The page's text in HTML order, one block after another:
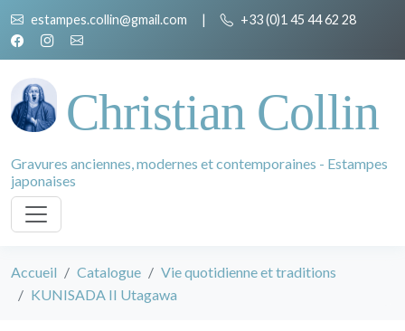
estampes.collin@gmail.com | +33 (0)1 45 44 62 28
Christian Collin
Gravures anciennes, modernes et contemporaines - Estampes
japonaises
Accueil Catalogue
Vie quotidienne et traditions
KUNISADA II Utagawa